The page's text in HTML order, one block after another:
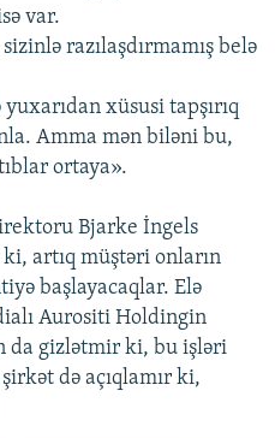
var.
razılaşdırmamış belə
xüsusi tapşırıq
Amma mən biləni bu,
ortaya».
Bjarke İngels
artıq müştəri onların
başlayacaqlar. Elə
Aurositi Holdingin
da gizlətmir ki, bu işləri
də açıqlamır ki,